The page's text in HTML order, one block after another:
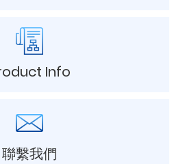
Info
聯繫我們